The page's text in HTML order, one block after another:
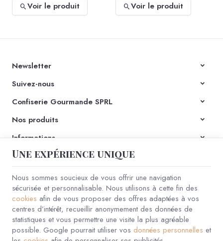
Voir le produit
Voir le produit
Newsletter
Suivez-nous
Confiserie Gourmande SPRL
Nos produits
Informations
Confiserie Gourmande | N° d'entreprise : 0825.912.438 |Mentions légales
& Contact| Conditions générales
Conditions d'utilisation du site web
Cookies |Données personnelles
Traitement de vos données par Google
© Copyright 2023-2026 -E-net Business, accélérateur d'e-commerce pour
commerçants, indépendants & PME
Une expérience unique
Nous sommes soucieux de vous offrir une navigation
sécurisée et personnalisable. Nous utilisons à cette fin des
cookies afin de vous proposer des offres adaptées à vos
centres d’intérêt, recueillir anonymement des données de
statistiques et vous permettre une visite la plus agréable
possible. Google pourrait utiliser vos données personnelles et